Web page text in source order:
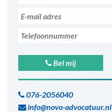
Bel mij
076-2056040
info@novo-advocatuur.nl